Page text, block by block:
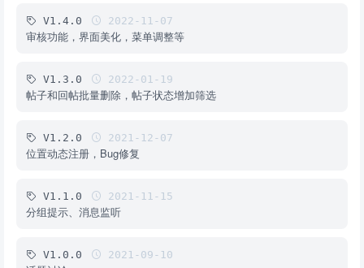
V1.4.0 2022-11-07
审核功能，界面美化，菜单调整等
V1.3.0 2022-01-19
帖子和回帖批量删除，帖子状态增加筛选
V1.2.0 2021-12-07
位置动态注册，Bug修复
V1.1.0 2021-11-15
分组提示、消息监听
V1.0.0 2021-09-10